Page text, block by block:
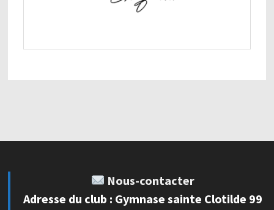
Nous-contacter
Adresse du club : Gymnase sainte Clotilde 99